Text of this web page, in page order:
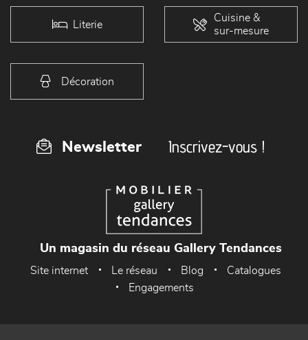
Literie
Cuisine &
sur-mesure
Décoration
Newsletter Inscrivez-vous !
Un magasin du réseau Gallery Tendances
Site internet Le réseau Blog
Catalogues
Engagements